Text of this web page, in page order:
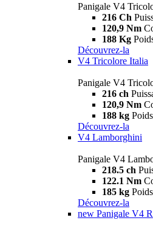
Panigale V4
216 Ch
120,9 Nm
188 Kg
Découvrez-la
V4 Tricolore Italia
Panigale V4
216 ch
120,9 Nm
188 kg
Découvrez-la
V4 Lamborghini
Panigale V4
218.5 ch
122.1 Nm
185 kg
Découvrez-la
new Panigale V4 R